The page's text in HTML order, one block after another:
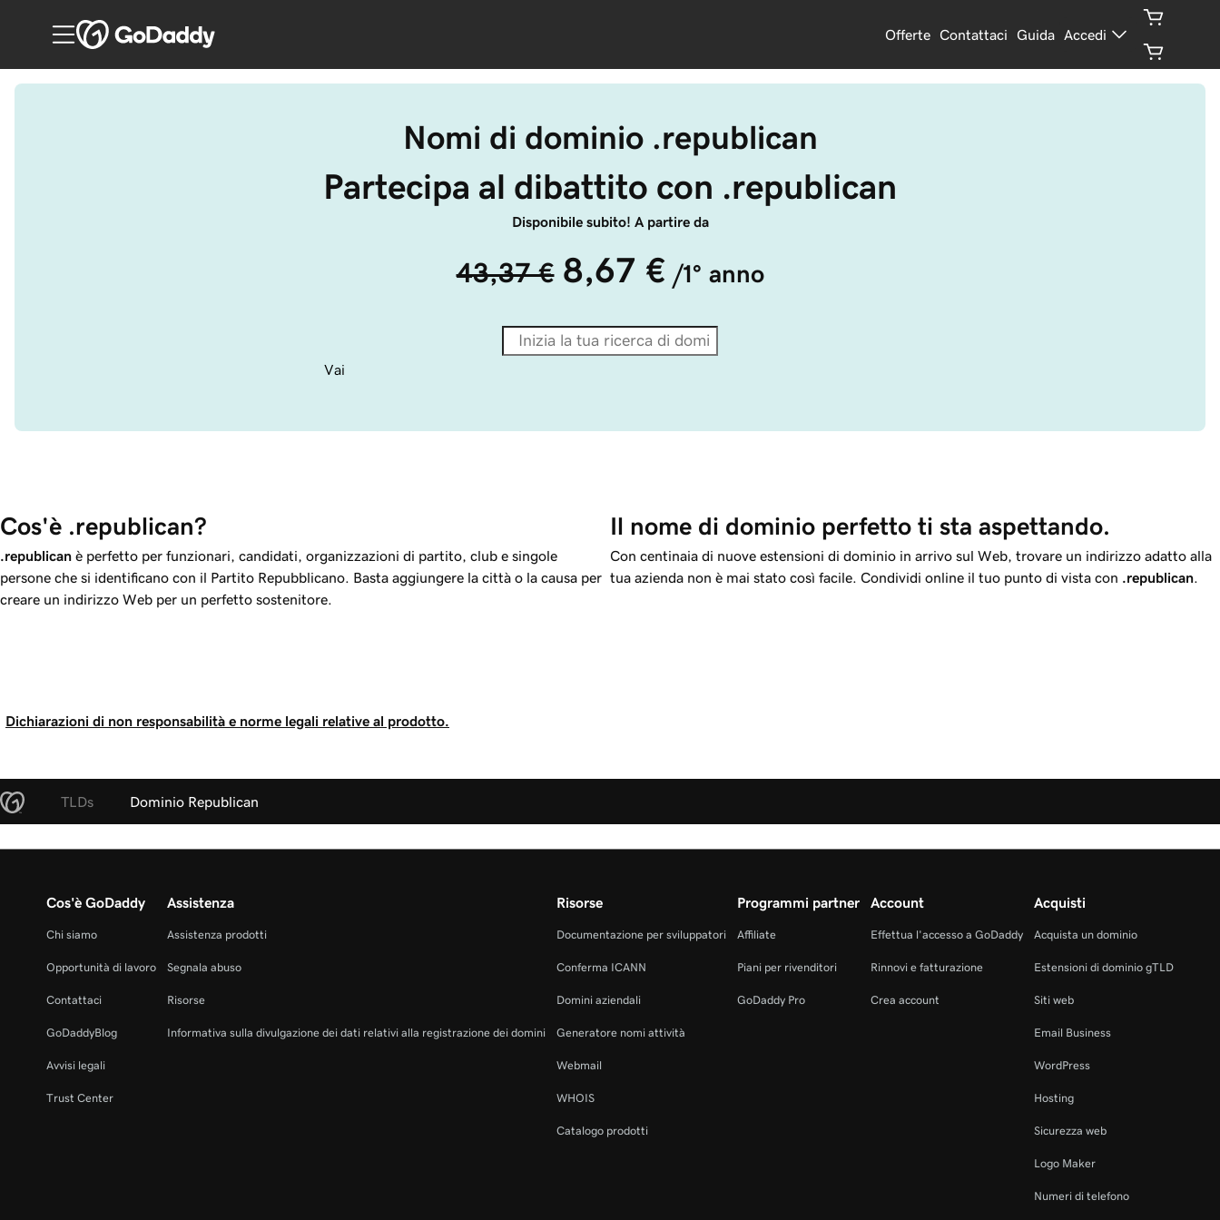
Offerte Contattaci Guida Accedi
Nomi di dominio .republican
Partecipa al dibattito con .republican
Disponibile subito! A partire da
43,37 € 8,67 € /1° anno
Vai
Cos'è .republican?
.republican è perfetto per funzionari, candidati, organizzazioni di partito, club e singole
persone che si identificano con il Partito Repubblicano. Basta aggiungere la città o la causa per
creare un indirizzo Web per un perfetto sostenitore.
Il nome di dominio perfetto ti sta aspettando.
Con centinaia di nuove estensioni di dominio in arrivo sul Web, trovare un indirizzo adatto alla
tua azienda non è mai stato così facile. Condividi online il tuo punto di vista con .republican
Dichiarazioni di non responsabilità e norme legali relative al prodotto.
TLDs Dominio Republican
Cos'è GoDaddy
Chi siamo
Opportunità di lavoro
Contattaci
GoDaddyBlog
Avvisi legali
Trust Center
Assistenza
Assistenza prodotti
Segnala abuso
Risorse
Informativa sulla divulgazione dei dati relativi alla registrazione dei domini
Risorse
Documentazione per sviluppatori
Conferma ICANN
Domini aziendali
Generatore nomi attività
Webmail
WHOIS
Catalogo prodotti
Programmi partner
Affiliate
Piani per rivenditori
GoDaddy Pro
Account
Effettua l'accesso a GoDaddy
Rinnovi e fatturazione
Crea account
Acquisti
Acquista un dominio
Estensioni di dominio gTLD
Siti web
Email Business
WordPress
Hosting
Sicurezza web
Logo Maker
Numeri di telefono